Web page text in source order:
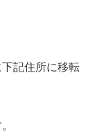
記住所に移転